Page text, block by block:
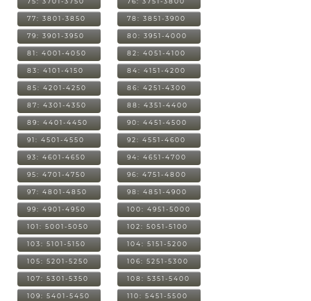
77: 3801-3850 78: 3851-3900
79: 3901-3950 80: 3951-4000
81: 4001-4050 82: 4051-4100
83: 4101-4150 84: 4151-4200
85: 4201-4250 86: 4251-4300
87: 4301-4350 88: 4351-4400
89: 4401-4450 90: 4451-4500
91: 4501-4550 92: 4551-4600
93: 4601-4650 94: 4651-4700
95: 4701-4750 96: 4751-4800
97: 4801-4850 98: 4851-4900
99: 4901-4950 100: 4951-5000
101: 5001-5050 102: 5051-5100
103: 5101-5150 104: 5151-5200
105: 5201-5250 106: 5251-5300
107: 5301-5350 108: 5351-5400
109: 5401-5450 110: 5451-5500